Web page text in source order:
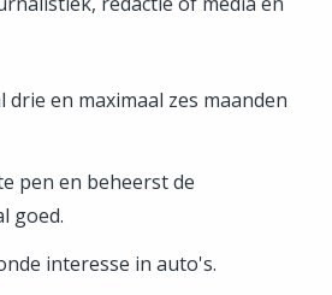
drie en maximaal zes maanden
pen en beheerst de
goed.
interesse in auto's.